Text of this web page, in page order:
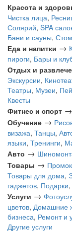
Красота и
Чистка лица,
Солярий, SPA
Бани и сауны,
Еда и напитки →
пироги, Бары и
Отдых и
Экскурсии,
Театры, Музеи,
Квесты
Фитнес и спорт →
Обучение →
визажа, Танцы,
языки, Тренинги,
Авто →
Товары →
Товары для дома,
гаджетов, Подарки,
Услуги →
цветов, Домашние
бизнеса, Ремонт и
Другие услуги